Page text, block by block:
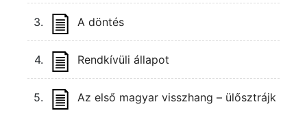
3. A döntés
4. Rendkívüli állapot
5. Az első magyar visszhang – ülősztrájk